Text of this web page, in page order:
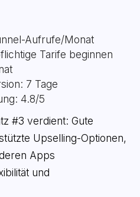
Aufrufe/Monat
Tarife beginnen
7 Tage
4.8/5
#3 verdient: Gute
Upselling-Optionen,
Apps
und